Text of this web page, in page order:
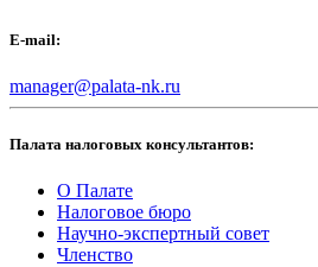
E-mail:
manager@palata-nk.ru
Палата налоговых консультантов:
О Палате
Налоговое бюро
Научно-экспертный совет
Членство